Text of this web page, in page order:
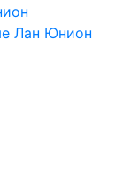
Лан Юнион